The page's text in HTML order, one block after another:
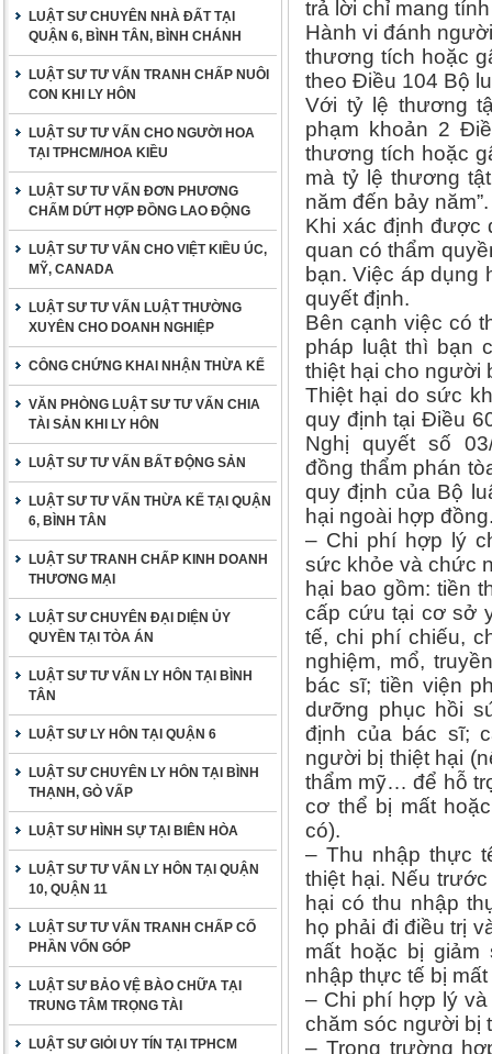
LUẬT SƯ CHUYÊN NHÀ ĐẤT TẠI
QUẬN 6, BÌNH TÂN, BÌNH CHÁNH
LUẬT SƯ TƯ VẤN TRANH CHẤP NUÔI
CON KHI LY HÔN
LUẬT SƯ TƯ VẤN CHO NGƯỜI HOA
TẠI TPHCM/HOA KIỀU
LUẬT SƯ TƯ VẤN ĐƠN PHƯƠNG
CHẤM DỨT HỢP ĐỒNG LAO ĐỘNG
LUẬT SƯ TƯ VẤN CHO VIỆT KIỀU ÚC,
MỸ, CANADA
LUẬT SƯ TƯ VẤN LUẬT THƯỜNG
XUYÊN CHO DOANH NGHIỆP
CÔNG CHỨNG KHAI NHẬN THỪA KẾ
VĂN PHÒNG LUẬT SƯ TƯ VẤN CHIA
TÀI SẢN KHI LY HÔN
LUẬT SƯ TƯ VẤN BẤT ĐỘNG SẢN
LUẬT SƯ TƯ VẤN THỪA KẾ TẠI QUẬN
6, BÌNH TÂN
LUẬT SƯ TRANH CHẤP KINH DOANH
THƯƠNG MẠI
LUẬT SƯ CHUYÊN ĐẠI DIỆN ỦY
QUYỀN TẠI TÒA ÁN
LUẬT SƯ TƯ VẤN LY HÔN TẠI BÌNH
TÂN
LUẬT SƯ LY HÔN TẠI QUẬN 6
LUẬT SƯ CHUYÊN LY HÔN TẠI BÌNH
THẠNH, GÒ VẤP
LUẬT SƯ HÌNH SỰ TẠI BIÊN HÒA
LUẬT SƯ TƯ VẤN LY HÔN TẠI QUẬN
10, QUẬN 11
LUẬT SƯ TƯ VẤN TRANH CHẤP CỐ
PHẦN VỐN GÓP
LUẬT SƯ BẢO VỆ BÀO CHỮA TẠI
TRUNG TÂM TRỌNG TÀI
LUẬT SƯ GIỎI UY TÍN TẠI TPHCM
trả lời chỉ mang
Hành vi đánh
thương tích hoặc
theo Điều 104 Bộ
Với tỷ lệ thương
phạm khoản 2
thương tích hoặc
mà tỷ lệ thương
năm đến bảy năm”.
Khi xác định được
quan có thẩm
bạn. Việc áp dụng
quyết định.
Bên cạnh việc có
pháp luật thì bạn
thiệt hại cho người
Thiệt hại do sức
quy định tại Điều
Nghị quyết số
đồng thẩm phán
quy định của Bộ
hại ngoài hợp
– Chi phí hợp lý
sức khỏe và chức
hại bao gồm: tiền
cấp cứu tại cơ sở
tế, chi phí chiếu,
nghiệm, mổ,
bác sĩ; tiền viện
dưỡng phục hồi
định của bác sĩ;
người bị thiệt hại
thẩm mỹ… để hỗ
cơ thể bị mất
có).
– Thu nhập thực
thiệt hại. Nếu
hại có thu nhập
họ phải đi điều trị
mất hoặc bị
nhập thực tế bị
– Chi phí hợp lý
chăm sóc người bị
– Trong trường